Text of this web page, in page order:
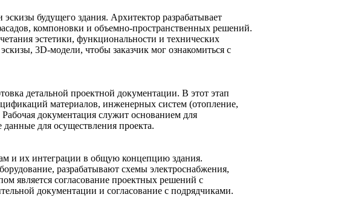
будущего здания. Архитектор разрабатывает
компоновки и объемно-пространственных решений.
эстетики, функциональности и технических
3D-модели, чтобы заказчик мог ознакомиться с
детальной проектной документации. В этот этап
материалов, инженерных систем (отопление,
документация служит основанием для
для осуществления проекта.
и их интеграции в общую концепцию здания.
разрабатывают схемы электроснабжения,
является согласование проектных решений с
документации и согласование с подрядчиками.